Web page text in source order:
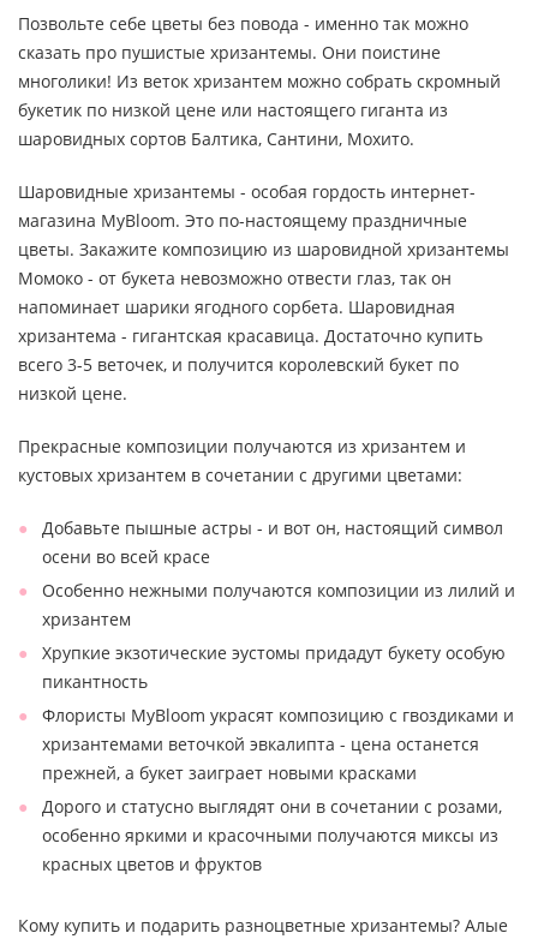
Позвольте себе цветы без повода - именно так можно
сказать про пушистые хризантемы. Они поистине
многолики! Из веток хризантем можно собрать скромный
букетик по низкой цене или настоящего гиганта из
шаровидных сортов Балтика, Сантини, Мохито.
Шаровидные хризантемы - особая гордость интернет-
магазина MyBloom. Это по-настоящему праздничные
цветы. Закажите композицию из шаровидной хризантемы
Момоко - от букета невозможно отвести глаз, так он
напоминает шарики ягодного сорбета. Шаровидная
хризантема - гигантская красавица. Достаточно купить
всего 3-5 веточек, и получится королевский букет по
низкой цене.
Прекрасные композиции получаются из хризантем и
кустовых хризантем в сочетании с другими цветами:
Добавьте пышные астры - и вот он, настоящий символ
осени во всей красе
Особенно нежными получаются композиции из лилий и
хризантем
Хрупкие экзотические эустомы придадут букету особую
пикантность
Флористы MyBloom украсят композицию с гвоздиками и
хризантемами веточкой эвкалипта - цена останется
прежней, а букет заиграет новыми красками
Дорого и статусно выглядят они в сочетании с розами,
особенно яркими и красочными получаются миксы из
красных цветов и фруктов
Кому купить и подарить разноцветные хризантемы? Алые